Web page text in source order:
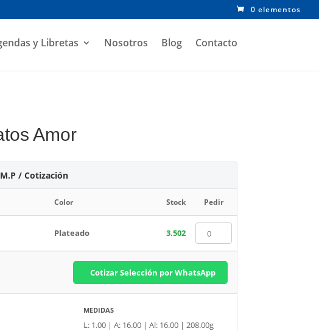
0 elementos
y Libretas Nosotros Blog Contacto
Amor
/ Cotización
Color Stock Pedir
Plateado 3.502
Cotizar Selección por WhatsApp
MEDIDAS
L: 1.00 | A: 16.00 | Al: 16.00 | 208.00g